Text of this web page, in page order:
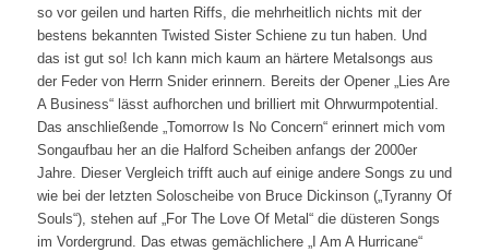
so vor geilen und harten Riffs, die mehrheitlich nichts mit der
bestens bekannten Twisted Sister Schiene zu tun haben. Und
das ist gut so! Ich kann mich kaum an härtere Metalsongs aus
der Feder von Herrn Snider erinnern. Bereits der Opener „Lies Are
A Business“ lässt aufhorchen und brilliert mit Ohrwurmpotential.
Das anschließende „Tomorrow Is No Concern“ erinnert mich vom
Songaufbau her an die Halford Scheiben anfangs der 2000er
Jahre. Dieser Vergleich trifft auch auf einige andere Songs zu und
wie bei der letzten Soloscheibe von Bruce Dickinson („Tyranny Of
Souls“), stehen auf „For The Love Of Metal“ die düsteren Songs
im Vordergrund. Das etwas gemächlichere „I Am A Hurricane“